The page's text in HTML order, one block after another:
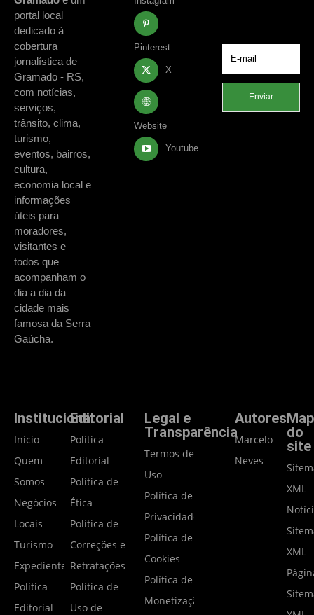
portal local
dedicado à
cobertura
jornalística de
Gramado - RS,
com notícias,
serviços,
trânsito, clima,
turismo,
eventos, bairros,
cultura,
economia local e
informações
úteis para
moradores,
visitantes e
todos que
acompanham o
dia a dia da
cidade mais
famosa da Serra
Gaúcha.
Pinterest
X
Website
Youtube
Enviar
Institucional
Início
Quem
Somos
Negócios
Locais
Turismo
Expediente
Política
Editorial
Editorial
Política
Editorial
Política de
Ética
Política de
Correções e
Retratações
Política de
Uso de
Legal e
Transparência
Termos de
Uso
Política de
Privacidade
Política de
Cookies
Política de
Monetização
Autores
Marcelo
Neves
do
site
XML
XML